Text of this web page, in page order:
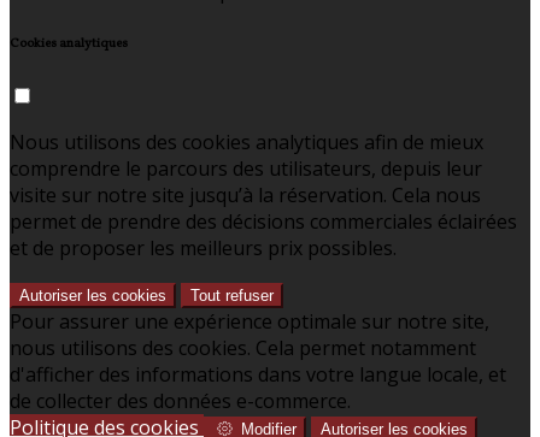
Cookies analytiques
Nous utilisons des cookies analytiques afin de mieux
comprendre le parcours des utilisateurs, depuis leur
visite sur notre site jusqu’à la réservation. Cela nous
permet de prendre des décisions commerciales éclairées
et de proposer les meilleurs prix possibles.
Autoriser les cookies Tout refuser
Pour assurer une expérience optimale sur notre site,
nous utilisons des cookies. Cela permet notamment
d'afficher des informations dans votre langue locale, et
de collecter des données e-commerce.
Politique des cookies
Modifier
Autoriser les cookies